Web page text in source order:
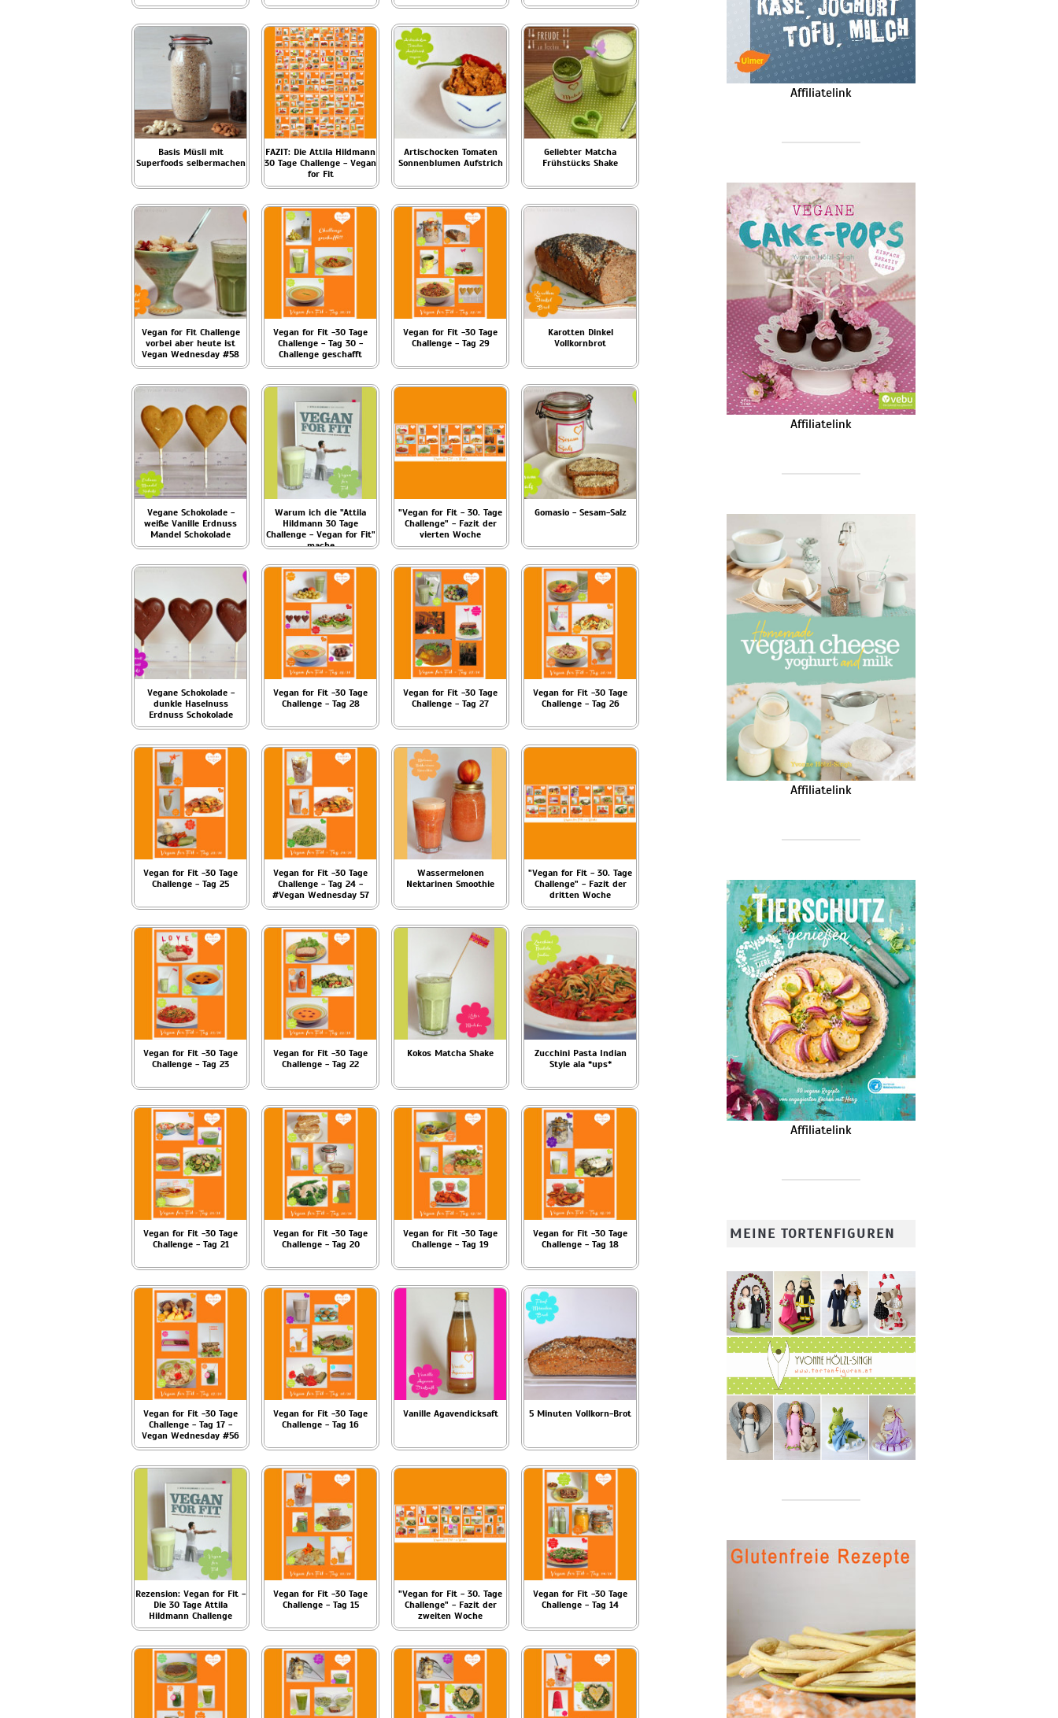
Basis Müsli mit
Superfoods selbermachen
FAZIT: Die Attila Hildmann
30 Tage Challenge - Vegan
for Fit
Artischocken Tomaten
Sonnenblumen Aufstrich
Geliebter Matcha
Frühstücks Shake
Vegan for Fit Challenge
vorbei aber heute ist
Vegan Wednesday #58
Vegan for Fit -30 Tage
Challenge - Tag 30 -
Challenge geschafft
Vegan for Fit -30 Tage
Challenge - Tag 29
Karotten Dinkel
Vollkornbrot
Vegane Schokolade -
weiße Vanille Erdnuss
Mandel Schokolade
Warum ich die "Attila
Hildmann 30 Tage
Challenge - Vegan for Fit"
mache
"Vegan for Fit - 30. Tage
Challenge" - Fazit der
vierten Woche
Gomasio - Sesam-Salz
Vegane Schokolade -
dunkle Haselnuss
Erdnuss Schokolade
Vegan for Fit -30 Tage
Challenge - Tag 28
Vegan for Fit -30 Tage
Challenge - Tag 27
Vegan for Fit -30 Tage
Challenge - Tag 26
Vegan for Fit -30 Tage
Challenge - Tag 25
Vegan for Fit -30 Tage
Challenge - Tag 24 -
#Vegan Wednesday 57
Wassermelonen
Nektarinen Smoothie
"Vegan for Fit - 30. Tage
Challenge" - Fazit der
dritten Woche
Vegan for Fit -30 Tage
Challenge - Tag 23
Vegan for Fit -30 Tage
Challenge - Tag 22
Kokos Matcha Shake
Zucchini Pasta Indian
Style ala *ups*
Vegan for Fit -30 Tage
Challenge - Tag 21
Vegan for Fit -30 Tage
Challenge - Tag 20
Vegan for Fit -30 Tage
Challenge - Tag 19
Vegan for Fit -30 Tage
Challenge - Tag 18
Vegan for Fit -30 Tage
Challenge - Tag 17 -
Vegan Wednesday #56
Vegan for Fit -30 Tage
Challenge - Tag 16
Vanille Agavendicksaft 5 Minuten Vollkorn-Brot
Rezension: Vegan for Fit -
Die 30 Tage Attila
Hildmann Challenge
Vegan for Fit -30 Tage
Challenge - Tag 15
"Vegan for Fit - 30. Tage
Challenge" - Fazit der
zweiten Woche
Vegan for Fit -30 Tage
Challenge - Tag 14
Affiliatelink
Affiliatelink
Affiliatelink
Affiliatelink
MEINE TORTENFIGUREN